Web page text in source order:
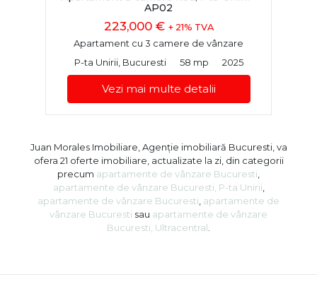
AP02
223,000 € + 21% TVA
Apartament cu 3 camere de vânzare
P-ta Unirii, Bucuresti
58 mp 2025
Vezi mai multe detalii
Juan Morales Imobiliare, Agenție imobiliară Bucuresti, va
ofera 21 oferte imobiliare, actualizate la zi, din categorii
precum apartamente de vânzare Bucuresti
apartamente de vânzare Bucuresti, P-ta Unirii
apartamente de vânzare Bucuresti apartamente de
vânzare Bucuresti sau apartamente de vânzare
Bucuresti, Ultracentral